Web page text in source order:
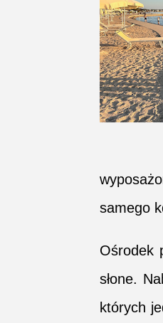
samego
Ośrodek
słone.
których